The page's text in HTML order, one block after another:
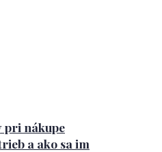
pri nákupe
a ako sa im